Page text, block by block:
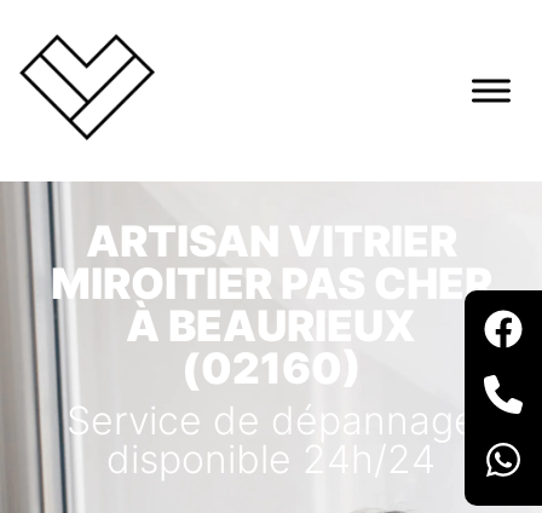
ARTISAN VITRIER
MIROITIER PAS CHER
À BEAURIEUX
(02160)
Service de dépannage
disponible 24h/24